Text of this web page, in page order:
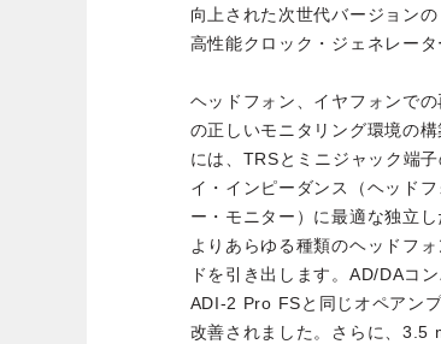
向上された次世代バージョン
高性能クロック・ジェネレー
ヘッドフォン、イヤフォンで
の正しいモニタリング環境の
には、TRSとミニジャック端
イ・インピーダンス（ヘッド
ー・モニター）に最適な独立
よりあらゆる種類のヘッドフ
ドを引き出します。AD/DAコ
ADI-2 Pro FSと同じオペアン
改善されました。さらに、3.5